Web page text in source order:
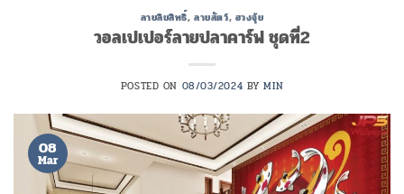
ลายลิขสิทธิ์,ลายสัตว์, ฮวงจุ้ย
วอลเปเปอร์ลายปลาคาร์ฟ ชุดที่2
POSTED ON 08/03/2024 BYMIN
08
Mar